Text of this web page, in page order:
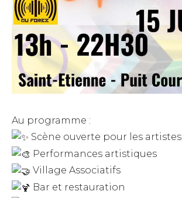
Au programme :
Scène ouverte pour les artistes
Performances artistiques
Village Associatifs
Bar et restauration